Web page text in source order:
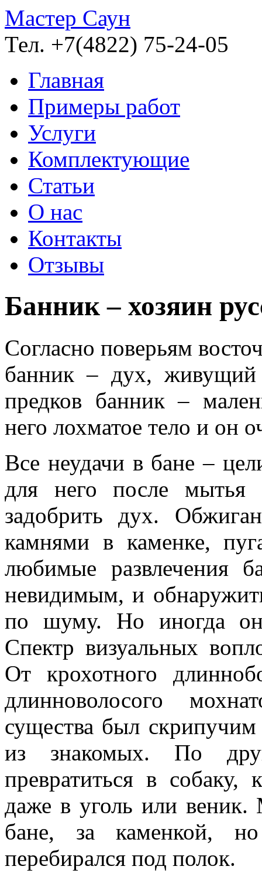
Мастер Саун
Тел. +7(4822) 75-24-05
Главная
Примеры работ
Услуги
Комплектующие
Статьи
О нас
Контакты
Отзывы
Банник – хозяин
Согласно поверьям
банник – дух, живущий
предков банник –
него лохматое тело и он
Все неудачи в бане –
для него после мытья
задобрить дух.
камнями в каменке,
любимые развлечения
невидимым, и
по шуму. Но иногда он
Спектр визуальных
От крохотного
длинноволосого
существа был
из знакомых. По
превратиться в собаку,
даже в уголь или веник.
бане, за каменкой,
перебирался под полок.